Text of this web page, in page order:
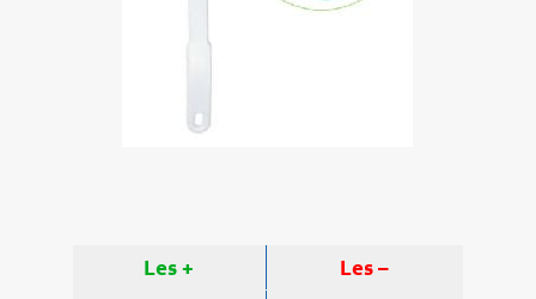
Les + Les –